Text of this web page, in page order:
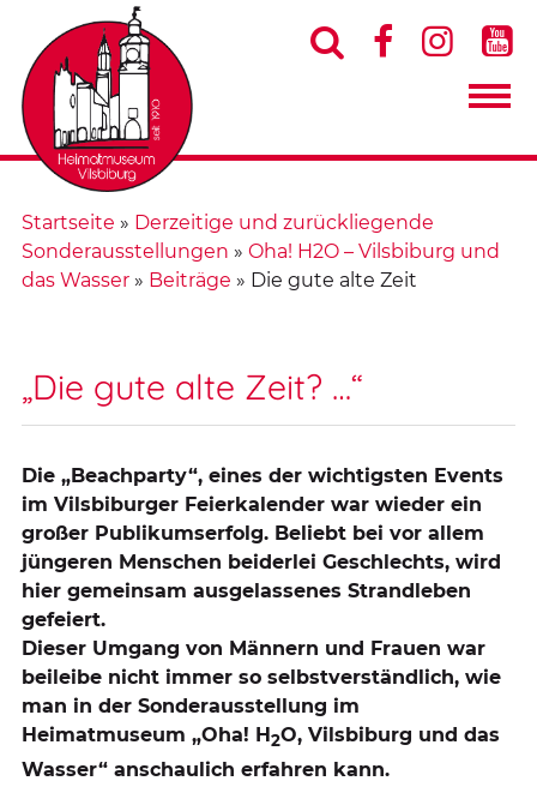
   
Startseite » Derzeitige und zurückliegende
Sonderausstellungen » Oha! H2O – Vilsbiburg und
das Wasser» Beiträge » Die gute alte Zeit
„Die gute alte Zeit? …“
Die „Beachparty“, eines der wichtigsten Events
im Vilsbiburger Feierkalender war wieder ein
großer Publikumserfolg. Beliebt bei vor allem
jüngeren Menschen beiderlei Geschlechts, wird
hier gemeinsam ausgelassenes Strandleben
gefeiert.
Dieser Umgang von Männern und Frauen war
beileibe nicht immer so selbstverständlich, wie
man in der Sonderausstellung im
Heimatmuseum „Oha! H 2O, Vilsbiburg und das
Wasser“ anschaulich erfahren kann.